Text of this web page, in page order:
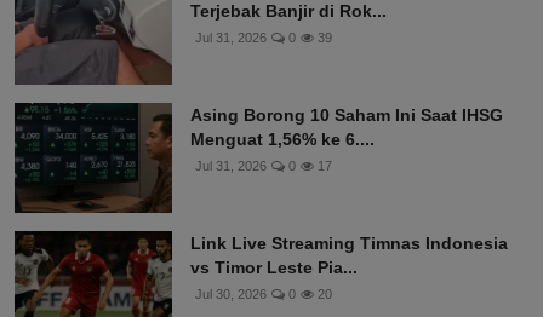
Terjebak Banjir di Rok...
Jul 31, 2026 0 39
Asing Borong 10 Saham Ini Saat IHSG
Menguat 1,56% ke 6....
Jul 31, 2026 0 17
Link Live Streaming Timnas Indonesia
vs Timor Leste Pia...
Jul 30, 2026 0 20